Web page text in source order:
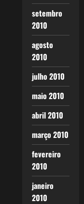
setembro
2010
agosto
2010
julho 2010
maio 2010
abril 2010
março 2010
fevereiro
2010
janeiro
2010